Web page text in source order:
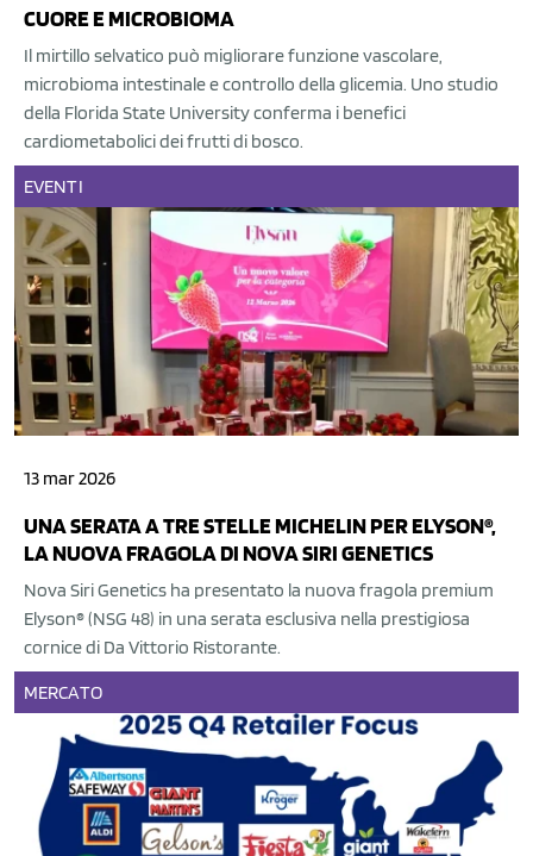
CUORE E MICROBIOMA
Il mirtillo selvatico può migliorare funzione vascolare,
microbioma intestinale e controllo della glicemia. Uno studio
della Florida State University conferma i benefici
cardiometabolici dei frutti di bosco.
EVENTI
13 mar 2026
UNA SERATA A TRE STELLE MICHELIN PER ELYSON®,
LA NUOVA FRAGOLA DI NOVA SIRI GENETICS
Nova Siri Genetics ha presentato la nuova fragola premium
Elyson® (NSG 48) in una serata esclusiva nella prestigiosa
cornice di Da Vittorio Ristorante.
MERCATO